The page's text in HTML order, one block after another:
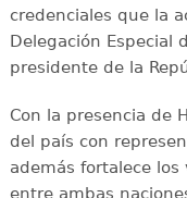
credenciales que la
Delegación Especial
presidente de la
Con la presencia de
del país con
además fortalece
entre ambas